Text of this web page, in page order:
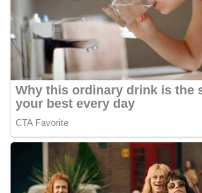
Tags: Amerika Syarikat Vaksin Lebah